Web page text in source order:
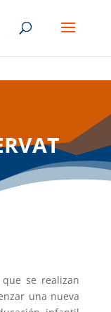
se realizan
una nueva